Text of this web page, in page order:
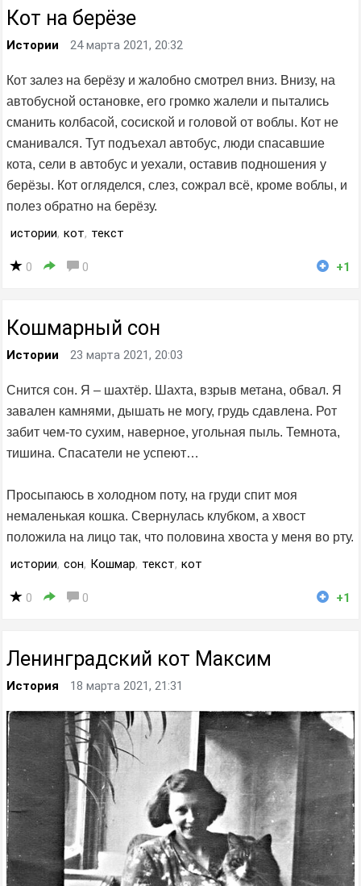
​Кот на берёзе
Истории 24 марта 2021, 20:32
Кот залез на берёзу и жалобно смотрел вниз. Внизу, на
автобусной остановке, его громко жалели и пытались
сманить колбасой, сосиской и головой от воблы. Кот не
сманивался. Тут подъехал автобус, люди спасавшие
кота, сели в автобус и уехали, оставив подношения у
берёзы. Кот огляделся, слез, сожрал всё, кроме воблы, и
полез обратно на берёзу.
истории, кот, текст
0 0 +1
Кошмарный сон
Истории 23 марта 2021, 20:03
Снится сон. Я – шахтёр. Шахта, взрыв метана, обвал. Я
завален камнями, дышать не могу, грудь сдавлена. Рот
забит чем-то сухим, наверное, угольная пыль. Темнота,
тишина. Спасатели не успеют…
Просыпаюсь в холодном поту, на груди спит моя
немаленькая кошка. Свернулась клубком, а хвост
положила на лицо так, что половина хвоста у меня во рту.
истории, сон, Кошмар, текст, кот
0 0 +1
Ленинградский кот Максим
История 18 марта 2021, 21:31